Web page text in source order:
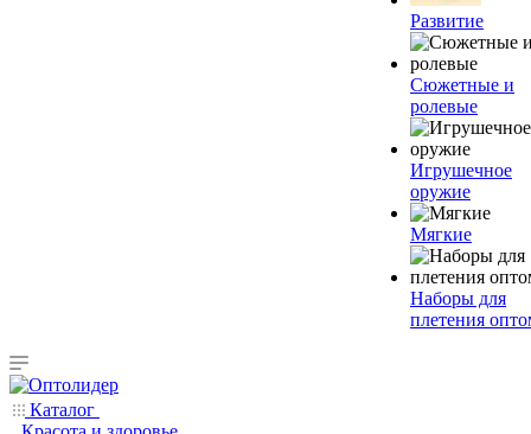
Развитие
Сюжетные и
ролевые
Игрушечное
оружие
Мягкие
Наборы для
плетения
Каталог